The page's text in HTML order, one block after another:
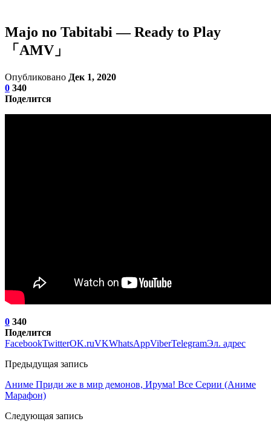
Majo no Tabitabi — Ready to Play
「AMV」
Опубликовано Дек 1, 2020
0 340
Поделится
0 340
Поделится
FacebookTwitterOK.ruVKWhatsAppViberTelegramЭл. адрес
Предыдущая запись
Аниме Приди же в мир демонов, Ирума! Все Серии (Аниме
Марафон)
Следующая запись